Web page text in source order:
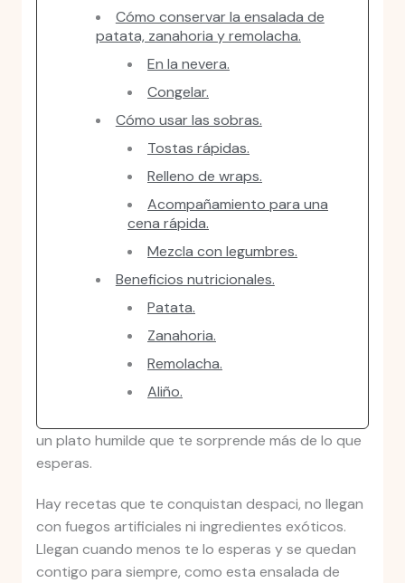
Cómo conservar la ensalada de
patata, zanahoria y remolacha.
En la nevera.
Congelar.
Cómo usar las sobras.
Tostas rápidas.
Relleno de wraps.
Acompañamiento para una
cena rápida.
Mezcla con legumbres.
Beneficios nutricionales.
Patata.
Zanahoria.
Remolacha.
Aliño.
un plato humilde que te sorprende más de lo que
esperas.
Hay recetas que te conquistan despaci, no llegan
con fuegos artificiales ni ingredientes exóticos.
Llegan cuando menos te lo esperas y se quedan
contigo para siempre, como esta ensalada de